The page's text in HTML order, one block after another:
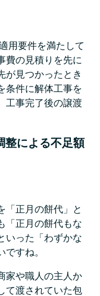
用要件を満たして
費の見積りを先に
が見つかったとき
条件に解体工事を
工事完了後の譲渡
整による不足額
「正月の餅代」と
「正月の餅代もな
いった「わずかな
すね。
家や職人の主人か
て渡されていた包